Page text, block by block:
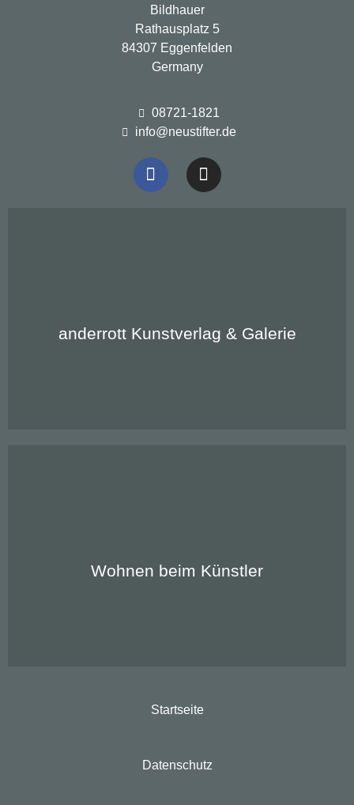
Bildhauer
Rathausplatz 5
84307 Eggenfelden
Germany
08721-1821
info@neustifter.de
anderrott Kunstverlag & Galerie
Wohnen beim Künstler
Startseite
Datenschutz
Konfrontation mit der Natur